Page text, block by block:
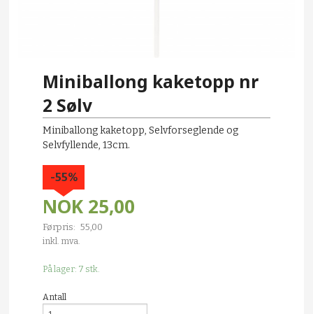
Miniballong kaketopp nr
2 Sølv
Miniballong kaketopp, Selvforseglende og
Selvfyllende, 13cm.
NOK 25,00
Førpris: 55,00
Rabatt
-55%
inkl. mva.
På lager: 7 stk.
Antall